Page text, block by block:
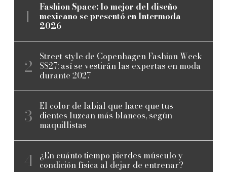
Fashion Space: lo mejor del diseño
mexicano se presentó en Intermoda
2026
Street style de Copenhagen Fashion Week
SS27: así se vestirán las expertas en moda
durante 2027
El color de labial que hace que tus
dientes luzcan más blancos, según
maquillistas
¿En cuánto tiempo pierdes músculo y
condición física al dejar de entrenar?